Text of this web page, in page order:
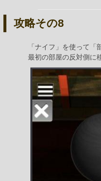
攻略その8
「ナイフ」を使って「
最初の部屋の反対側に